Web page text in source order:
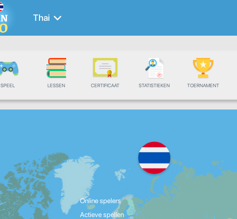
Thai
SPEEL LESSEN CERTIFICAAT STATISTIEKEN TOERNAMENT
Online spelers
Actieve spellen